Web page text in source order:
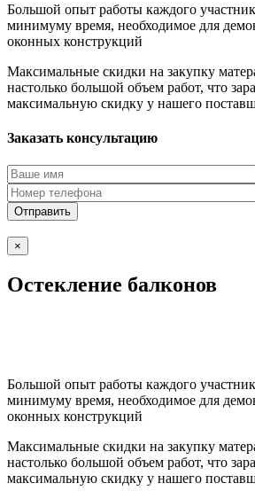
Большой опыт работы каждого
минимуму время, необходимое для
оконных конструкций
Максимальные скидки на закупку
настолько большой объем работ, что
максимальную скидку у нашего
Заказать консультацию
×
Остекление балконов
Большой опыт работы каждого
минимуму время, необходимое для
оконных конструкций
Максимальные скидки на закупку
настолько большой объем работ, что
максимальную скидку у нашего